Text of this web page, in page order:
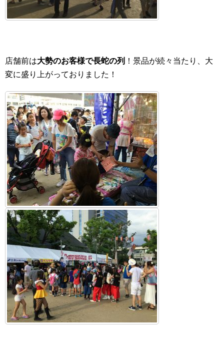
店舗前は大勢のお客様で長蛇の列 ！景品が続々当たり、大
変に盛り上がっておりました！